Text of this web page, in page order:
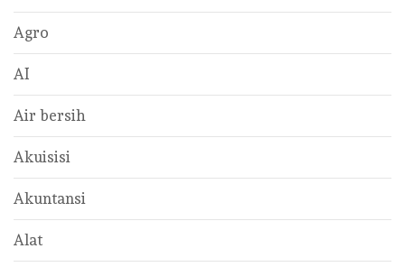
Agro
AI
Air bersih
Akuisisi
Akuntansi
Alat